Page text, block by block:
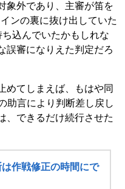
象外であり、主審が笛を
ンの裏に抜け出していた
込んでいたかもしれな
誤審になりえた判定だろ
てしまえば、もはや同
助言により判断差し戻し
、できるだけ続行させた
作戦修正の時間にで